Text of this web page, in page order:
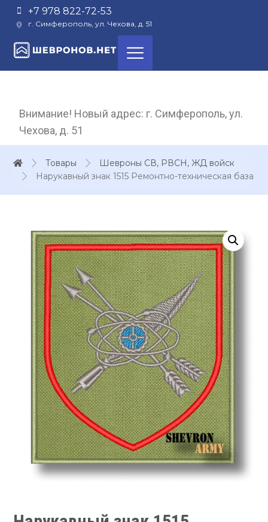
+7 978 822-72-53
г. Симферополь, ул. Чехова, д. 51
Внимание! Новый адрес: г. Симферополь, ул.
Чехова, д. 51
Товары
Шевроны СВ, РВСН, ЖД войск
Нарукавный знак 1515 Ремонтно-техническая база